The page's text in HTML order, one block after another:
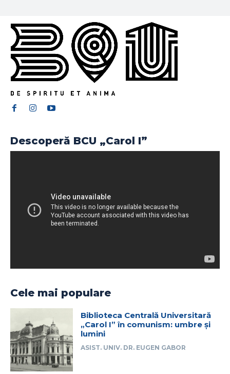
Descoperă BCU „Carol I”
Cele mai populare
Biblioteca Centrală Universitară
„Carol I” în comunism: umbre și
lumini
ASIST. UNIV. DR. EUGEN GABOR